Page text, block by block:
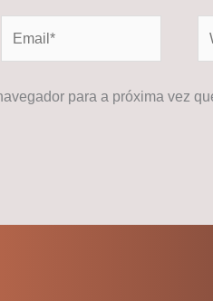
para a próxima vez